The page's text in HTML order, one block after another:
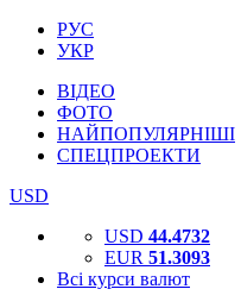
РУС
УКР
ВІДЕО
ФОТО
НАЙПОПУЛЯРНІШІ
СПЕЦПРОЕКТИ
USD
USD 44.4732
EUR 51.3093
Всі курси валют